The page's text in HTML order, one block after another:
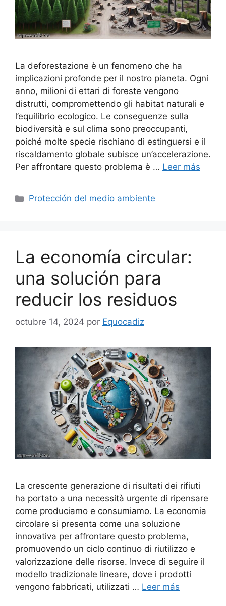
La deforestazione è un fenomeno che ha
implicazioni profonde per il nostro pianeta. Ogni
anno, milioni di ettari di foreste vengono
distrutti, compromettendo gli habitat naturali e
l’equilibrio ecologico. Le conseguenze sulla
biodiversità e sul clima sono preoccupanti,
poiché molte specie rischiano di estinguersi e il
riscaldamento globale subisce un’accelerazione.
Per affrontare questo problema è … Leer más
Categorías
Protección del medio ambiente
La economía circular:
una solución para
reducir los residuos
octubre 14, 2024 por Equocadiz
La crescente generazione di risultati dei rifiuti
ha portato a una necessità urgente di ripensare
come produciamo e consumiamo. La economia
circolare si presenta come una soluzione
innovativa per affrontare questo problema,
promuovendo un ciclo continuo di riutilizzo e
valorizzazione delle risorse. Invece di seguire il
modello tradizionale lineare, dove i prodotti
vengono fabbricati, utilizzati … Leer más